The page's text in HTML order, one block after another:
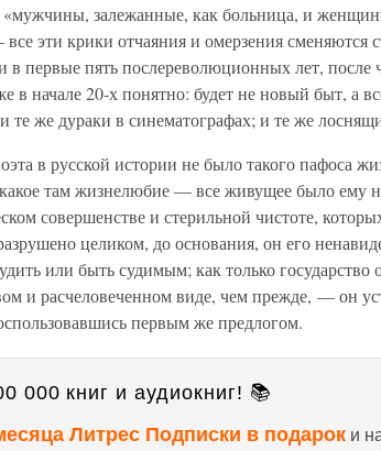
«мужчины, залежанные, как больница, и
эти крики отчаяния и омерзения сменяются
в первые пять послереволюционных лет, после
в начале 20-х понятно: будет не новый быт, а
те же дураки в синематографах; и те же
в русской истории не было такого пафоса
там жизнелюбие — все живущее было ему
совершенстве и стерильной чистоте,
целиком, до основания, он его
или быть судимым; как только государство
и расчеловеченном виде, чем прежде, — он
первым же предлогом.
000 книг и аудиокниг! 📚
Литрес Подписки в подарок и